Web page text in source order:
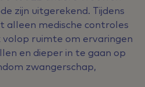
zijn uitgerekend. Tijdens
alleen medische controles
volop ruimte om ervaringen
en dieper in te gaan op
zwangerschap,